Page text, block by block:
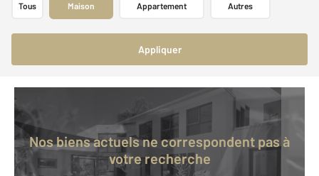
Tous Maison Appartement Autres
Appliquer
Nos biens actuels ne correspondent pas à
votre recherche